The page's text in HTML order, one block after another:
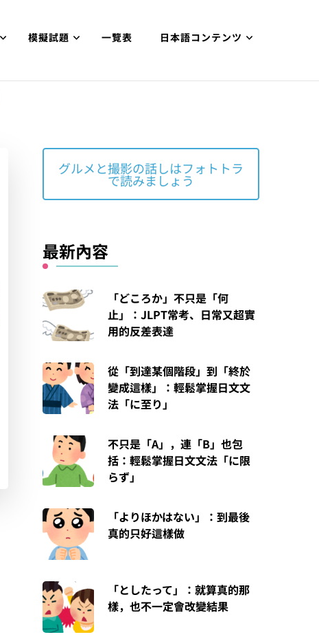
模擬試題 一覽表 日本語コンテンツ
グルメと撮影の話しはフォトトラ
で読みましょう
最新內容
「どころか」不只是「何
止」：JLPT常考、日常又超實
用的反差表達
從「到達某個階段」到「終於
變成這樣」：輕鬆掌握日文文
法「に至り」
不只是「A」，連「B」也包
括：輕鬆掌握日文文法「に限
らず」
「よりほかはない」：到最後
真的只好這樣做
「としたって」：就算真的那
樣，也不一定會改變結果